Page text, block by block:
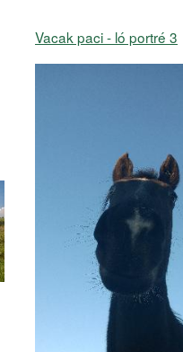
Vacak paci - ló portré 3